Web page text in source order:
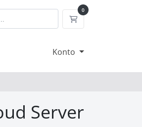
0
Kundvagn
Konto
Server